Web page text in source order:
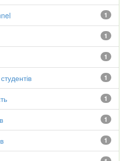
1
1
1
1
1
1
1